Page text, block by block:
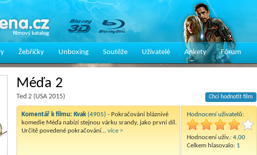
Žebříčky Unboxing Soutěže Uživatelé Ankety Fórum
Méďa 2
Ted 2 (USA 2015) Chci hodnotit film
Komentář k filmu: Kvak (4905) - Pokračování bláznivé
komedie Méďa nabízí stejnou várku srandy, jako první díl.
Určitě povedené pokračování... více >
Hodnocení uživatelů:
Hodnocení uživ.: 4,00
Celkem hlasovalo: 1